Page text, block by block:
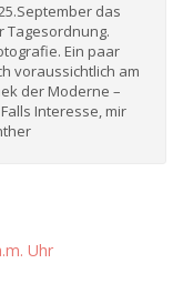
das
Tagesordnung.
Ein paar
voraussichtlich am
der Moderne –
Interesse, mir
Uhr